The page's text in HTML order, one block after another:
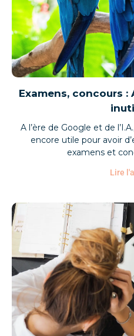
Examens, concours
A l’ère de Google et de
encore utile pour avoir
examens et
Lire